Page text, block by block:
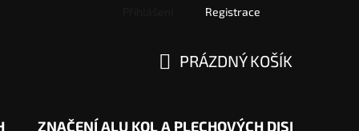
Registrace
KOŠÍK
PRÁZDNÝ KOŠÍK
ZNAČENÍ ALU KOL A PLECHOVÝCH DISKŮ